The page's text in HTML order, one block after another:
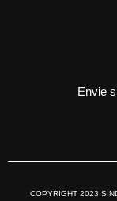
Envie
COPYRIGHT 2023